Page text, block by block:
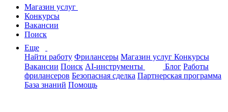
Магазин услуг
Конкурсы
Вакансии
Поиск
Еще
Найти работу Фрилансеры Магазин услуг Конкурсы
Вакансии Поиск AI-инструменты Блог Работы
фрилансеров Безопасная сделка Партнерская программа
База знаний Помощь